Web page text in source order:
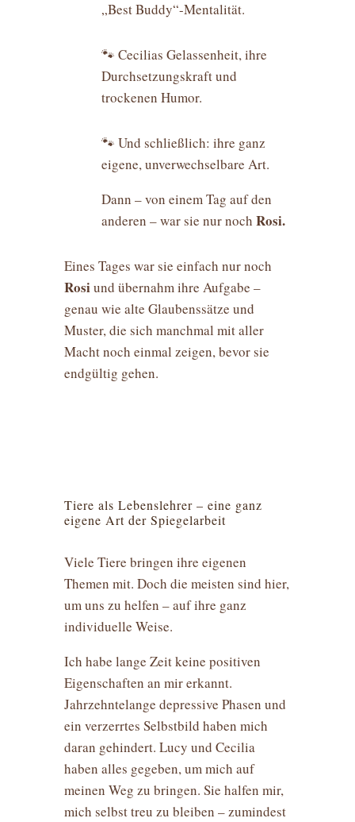
„Best Buddy“-Mentalität.
🐾 Cecilias Gelassenheit, ihre
Durchsetzungskraft und
trockenen Humor.
🐾 Und schließlich: ihre ganz
eigene, unverwechselbare Art.
Dann – von einem Tag auf den
anderen – war sie nur noch Rosi.
Eines Tages war sie einfach nur noch
Rosiund übernahm ihre Aufgabe –
genau wie alte Glaubenssätze und
Muster, die sich manchmal mit aller
Macht noch einmal zeigen, bevor sie
endgültig gehen.
Tiere als Lebenslehrer – eine ganz
eigene Art der Spiegelarbeit
Viele Tiere bringen ihre eigenen
Themen mit. Doch die meisten sind hier,
um uns zu helfen – auf ihre ganz
individuelle Weise.
Ich habe lange Zeit keine positiven
Eigenschaften an mir erkannt.
Jahrzehntelange depressive Phasen und
ein verzerrtes Selbstbild haben mich
daran gehindert. Lucy und Cecilia
haben alles gegeben, um mich auf
meinen Weg zu bringen. Sie halfen mir,
mich selbst treu zu bleiben – zumindest